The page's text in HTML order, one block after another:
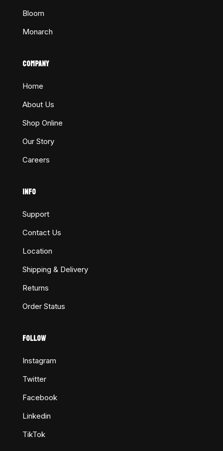
Bloom
Monarch
COMPANY
Home
About Us
Shop Online
Our Story
Careers
INFO
Support
Contact Us
Location
Shipping & Delivery
Returns
Order Status
FOLLOW
Instagram
Twitter
Facebook
Linkedin
TikTok